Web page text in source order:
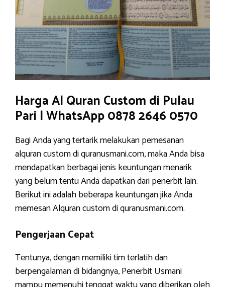
Harga Al Quran Custom di Pulau
Pari | WhatsApp 0878 2646 0570
Bagi Anda yang tertarik melakukan pemesanan
alquran custom di quranusmani.com, maka Anda bisa
mendapatkan berbagai jenis keuntungan menarik
yang belum tentu Anda dapatkan dari penerbit lain.
Berikut ini adalah beberapa keuntungan jika Anda
memesan Alquran custom di quranusmani.com.
Pengerjaan Cepat
Tentunya, dengan memiliki tim terlatih dan
berpengalaman di bidangnya, Penerbit Usmani